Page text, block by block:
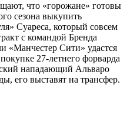
что «горожане» готовы
сезона выкупить
Суареса, который совсем
с командой Бренда
«Манчестер Сити» удастся
27-летнего форварда
нападающий Альваро
его выставят на трансфер.